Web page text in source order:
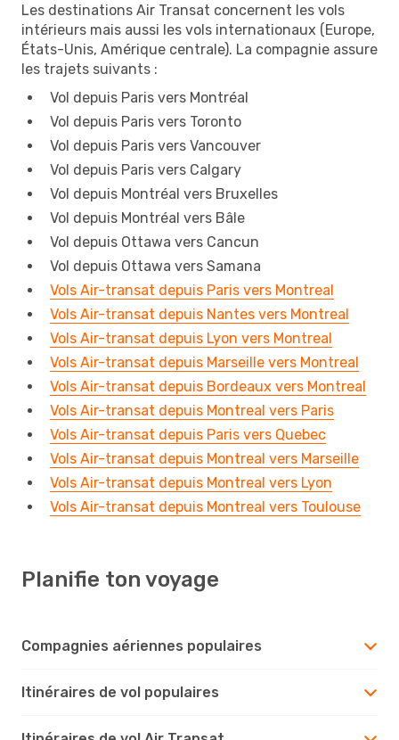
Les destinations Air Transat concernent les vols
intérieurs mais aussi les vols internationaux (Europe,
États-Unis, Amérique centrale). La compagnie assure
les trajets suivants :
Vol depuis Paris vers Montréal
Vol depuis Paris vers Toronto
Vol depuis Paris vers Vancouver
Vol depuis Paris vers Calgary
Vol depuis Montréal vers Bruxelles
Vol depuis Montréal vers Bâle
Vol depuis Ottawa vers Cancun
Vol depuis Ottawa vers Samana
Vols Air-transat depuis Paris vers Montreal
Vols Air-transat depuis Nantes vers Montreal
Vols Air-transat depuis Lyon vers Montreal
Vols Air-transat depuis Marseille vers Montreal
Vols Air-transat depuis Bordeaux vers Montreal
Vols Air-transat depuis Montreal vers Paris
Vols Air-transat depuis Paris vers Quebec
Vols Air-transat depuis Montreal vers Marseille
Vols Air-transat depuis Montreal vers Lyon
Vols Air-transat depuis Montreal vers Toulouse
Planifie ton voyage
Compagnies aériennes populaires
Itinéraires de vol populaires